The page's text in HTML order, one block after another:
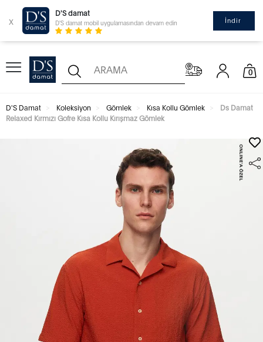
x
D'S damat
D'S damat mobil uygulamasından devam edin İndir
0
D'S Damat Koleksiyon Gömlek Kısa Kollu Gömlek
Ds Damat
Relaxed Kırmızı Gofre Kısa Kollu Kırışmaz Gömlek